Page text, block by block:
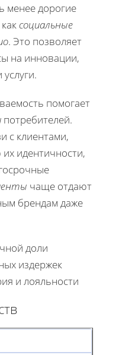
менее дорогие
социальные
. Это позволяет
на инновации,
помогает
потребителей.
с клиентами,
идентичности,
чаще отдают
брендам даже
доли
издержек
и лояльности